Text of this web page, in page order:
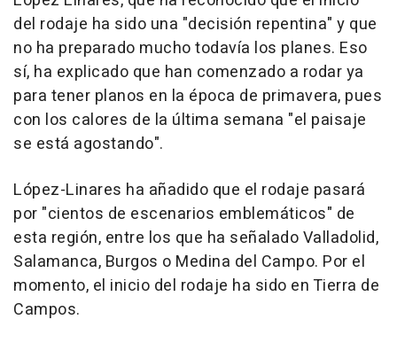
del rodaje ha sido una "decisión repentina" y que
no ha preparado mucho todavía los planes. Eso
sí, ha explicado que han comenzado a rodar ya
para tener planos en la época de primavera, pues
con los calores de la última semana "el paisaje
se está agostando".
López-Linares ha añadido que el rodaje pasará
por "cientos de escenarios emblemáticos" de
esta región, entre los que ha señalado Valladolid,
Salamanca, Burgos o Medina del Campo. Por el
momento, el inicio del rodaje ha sido en Tierra de
Campos.